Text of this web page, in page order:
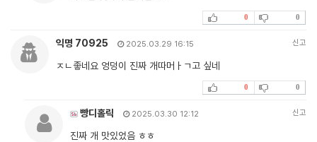
0 0
익명 70925 2025.03.29 16:15 신고
ㅈㄴ좋네요 엉덩이 진짜 개따머ㅏㄱ고 싶네
0 0
빵디홀릭 2025.03.30 12:12 신고
진짜 개 맛있었음 ㅎㅎ